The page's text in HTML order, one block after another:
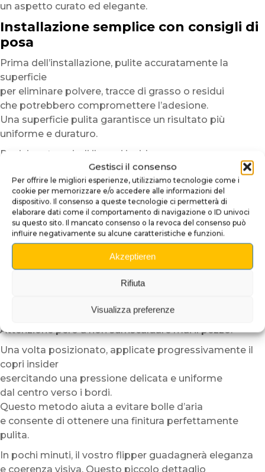
Gestisci il consenso
Per offrire le migliori esperienze, utilizziamo tecnologie come i
cookie per memorizzare e/o accedere alle informazioni del
dispositivo. Il consenso a queste tecnologie ci permetterà di
elaborare dati come il comportamento di navigazione o ID univoci
su questo sito. Il mancato consenso o la revoca del consenso può
influire negativamente su alcune caratteristiche e funzioni.
Akzeptieren
Rifiuta
Visualizza preferenze
un aspetto curato ed elegante.
Installazione semplice con consigli di
posa
Prima dell’installazione, pulite accuratamente la
superficie
per eliminare polvere, tracce di grasso o residui
che potrebbero compromettere l’adesione.
Una superficie pulita garantisce un risultato più
uniforme e duraturo.
Posizionate quindi il copri insider a secco
per verificare l’allineamento.
Grazie alla sua struttura semi-rigida,
il plexiglass adesivo risulta più facile da maneggiare
rispetto a un semplice vinile adesivo.
Per facilitare ulteriormente l’installazione,
consigliamo di lavorare in un ambiente temperato.
In caso di basse temperature,
potete scaldare leggermente il supporto o l’adesivo
con un asciugacapelli a bassa potenza.
e ottimizza l’adesione.
Attenzione però a non surriscaldare mai il pezzo.
Una volta posizionato, applicate progressivamente il
copri insider
esercitando una pressione delicata e uniforme
dal centro verso i bordi.
Questo metodo aiuta a evitare bolle d’aria
e consente di ottenere una finitura perfettamente
pulita.
In pochi minuti, il vostro flipper guadagnerà eleganza
e coerenza visiva. Questo piccolo dettaglio